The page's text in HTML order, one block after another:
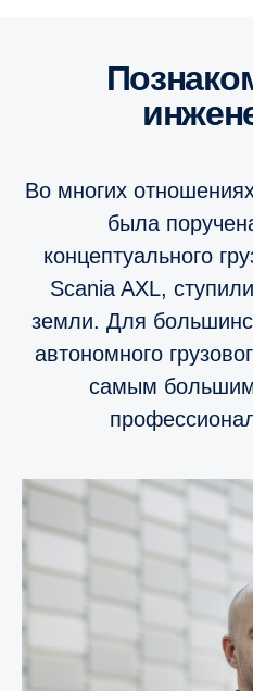
Познакомьтесь с
Во многих
была
концептуального
Scania AXL,
земли. Для
автономного
самым